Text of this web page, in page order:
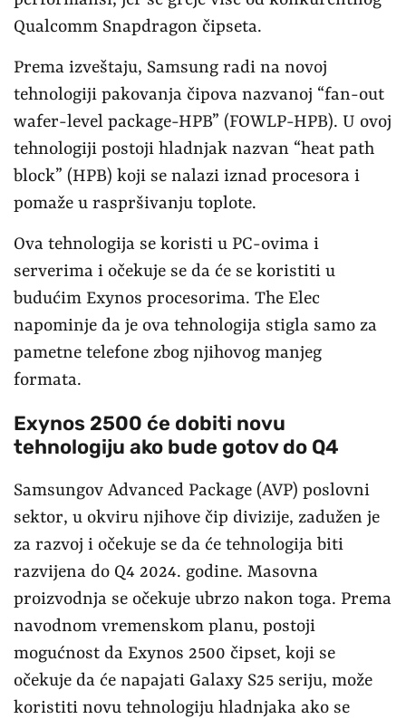
Qualcomm Snapdragon čipseta.
Prema izveštaju, Samsung radi na novoj
tehnologiji pakovanja čipova nazvanoj “fan-out
wafer-level package-HPB” (FOWLP-HPB). U ovoj
tehnologiji postoji hladnjak nazvan “heat path
block” (HPB) koji se nalazi iznad procesora i
pomaže u raspršivanju toplote.
Ova tehnologija se koristi u PC-ovima i
serverima i očekuje se da će se koristiti u
budućim Exynos procesorima. The Elec
napominje da je ova tehnologija stigla samo za
pametne telefone zbog njihovog manjeg
formata.
Exynos 2500 će dobiti novu
tehnologiju ako bude gotov do Q4
Samsungov Advanced Package (AVP) poslovni
sektor, u okviru njihove čip divizije, zadužen je
za razvoj i očekuje se da će tehnologija biti
razvijena do Q4 2024. godine. Masovna
proizvodnja se očekuje ubrzo nakon toga. Prema
navodnom vremenskom planu, postoji
mogućnost da Exynos 2500 čipset, koji se
očekuje da će napajati Galaxy S25 seriju, može
koristiti novu tehnologiju hladnjaka ako se